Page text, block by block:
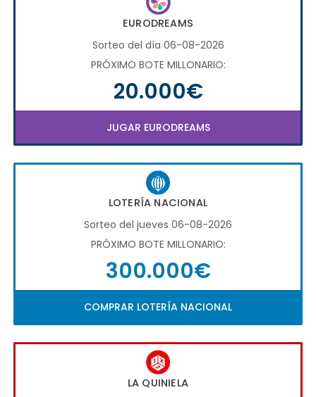
EURODREAMS
Sorteo del día 06-08-2026
PRÓXIMO BOTE MILLONARIO:
20.000€
JUGAR EURODREAMS
LOTERÍA NACIONAL
Sorteo del jueves 06-08-2026
PRÓXIMO BOTE MILLONARIO:
300.000€
COMPRAR LOTERÍA NACIONAL
LA QUINIELA